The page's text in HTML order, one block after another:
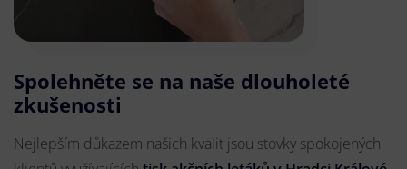
Spolehněte se na naše dlouholeté
zkušenosti
Nejlepším důkazem našich kvalit jsou stovky spokojených